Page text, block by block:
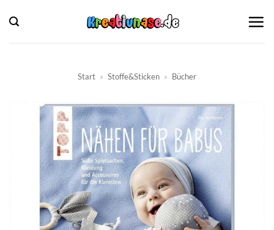
Inhalt
springen
Start » Stoffe&Sticken » Bücher